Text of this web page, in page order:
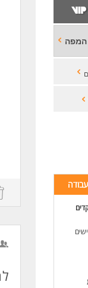
המפה